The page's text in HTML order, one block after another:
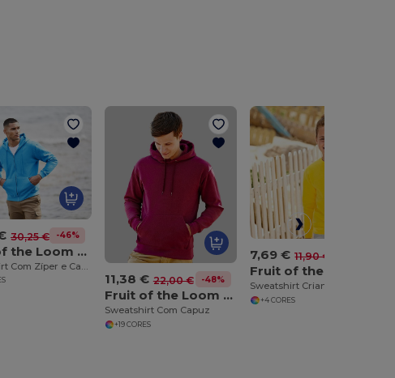
30,25 € -46%
Fruit of the Loom SS222
Sweatshirt Com Zíper e Capuz
11,38 € 22,00 € -48%
Fruit of the Loom SS224
Sweatshirt Com Capuz
+19 CORES
7,69 € 11,90 €
+4 CORES